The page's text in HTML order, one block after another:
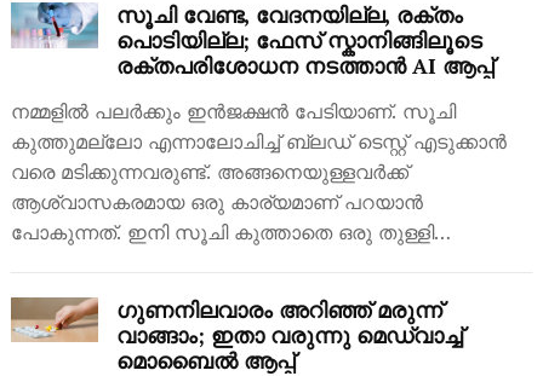
സൂചി വേണ്ട, വേദനയില്ല, രക്തം
പൊടിയില്ല; ഫേസ് സ്കാനിങ്ങിലൂടെ
രക്തപരിശോധന നടത്താൻ AI ആപ്പ്
നമ്മളിൽ പലർക്കും ഇൻജക്ഷൻ പേടിയാണ്. സൂചി
കുത്തുമല്ലോ എന്നാലോചിച്ച് ബ്ലഡ് ടെസ്റ്റ് എടുക്കാൻ
വരെ മടിക്കുന്നവരുണ്ട്. അങ്ങനെയുള്ളവർക്ക്
ആശ്വാസകരമായ ഒരു കാര്യമാണ് പറയാൻ
പോകുന്നത്. ഇനി സൂചി കുത്താതെ ഒരു തുള്ളി…
​ഗുണനിലവാരം അറിഞ്ഞ് മരുന്ന്
വാങ്ങാം; ഇതാ വരുന്നു മെഡ്‌വാച്ച്
മൊബൈൽ ആപ്പ്